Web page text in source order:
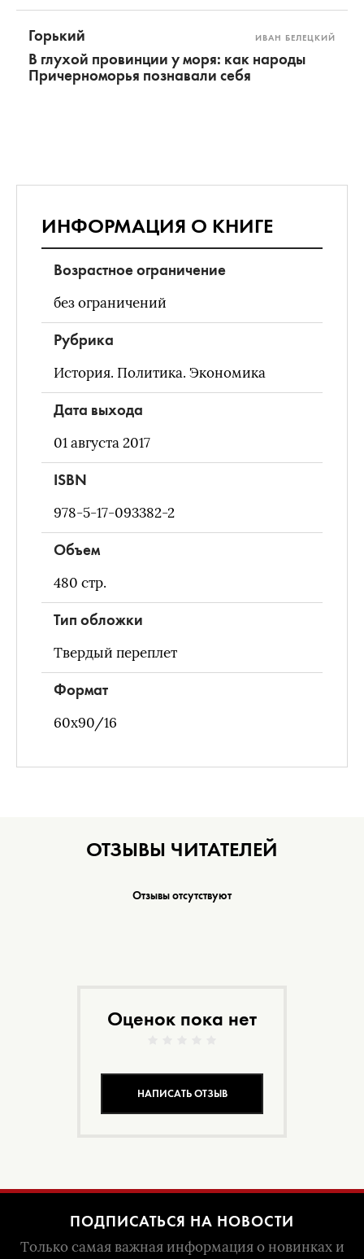
Горький ИВАН БЕЛЕЦКИЙ
В глухой провинции у моря: как народы
Причерноморья познавали себя
ИНФОРМАЦИЯ О КНИГЕ
Возрастное ограничение
без ограничений
Рубрика
История. Политика. Экономика
Дата выхода
01 августа 2017
ISBN
978-5-17-093382-2
Объем
480 стр.
Тип обложки
Твердый переплет
Формат
60x90/16
ОТЗЫВЫ ЧИТАТЕЛЕЙ
Отзывы отсутствуют
Оценок пока нет
НАПИСАТЬ ОТЗЫВ
ПОДПИСАТЬСЯ НА НОВОСТИ
Только самая важная информация о новинках и